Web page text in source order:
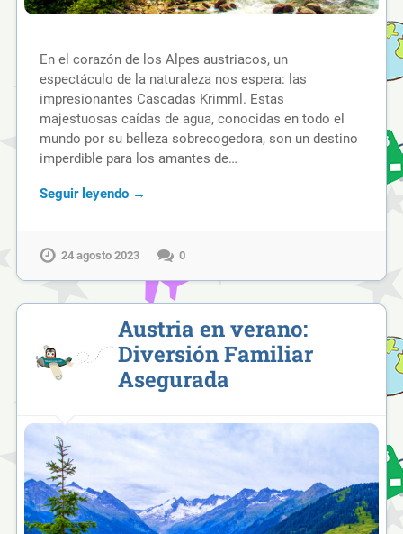
En el corazón de los Alpes austriacos, un
espectáculo de la naturaleza nos espera: las
impresionantes Cascadas Krimml. Estas
majestuosas caídas de agua, conocidas en todo el
mundo por su belleza sobrecogedora, son un destino
imperdible para los amantes de…
Seguir leyendo →
24 agosto 2023 0
Austria en verano:
Diversión Familiar
Asegurada